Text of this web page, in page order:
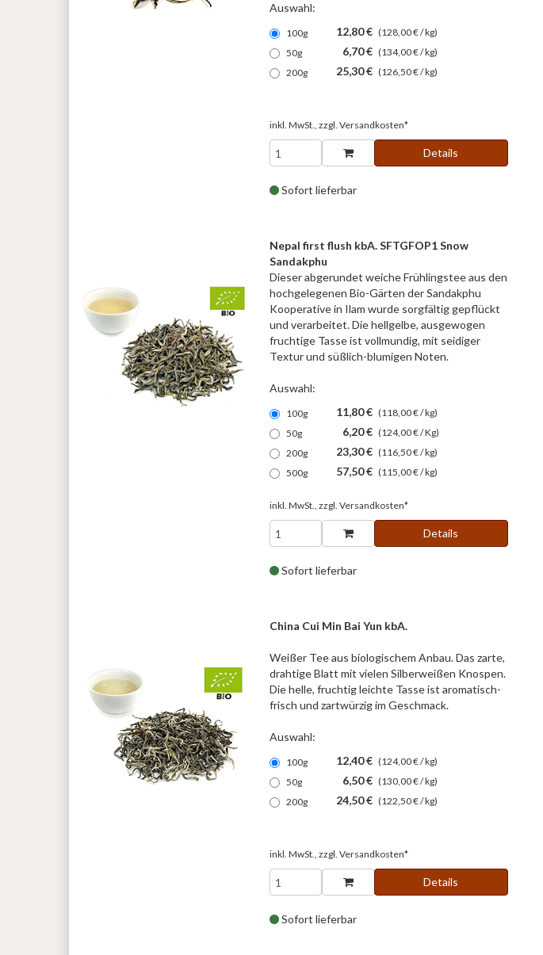
Auswahl:
100g 12,80 € (128,00 € / kg)
50g
6,70 € (134,00 € / kg)
200g
25,30 € (126,50 € / kg)
inkl. MwSt., zzgl. Versandkosten*
Details
Sofort lieferbar
Nepal first flush kbA. SFTGFOP1 Snow
Sandakphu
Dieser abgerundet weiche Frühlingstee aus den
hochgelegenen Bio-Gärten der Sandakphu
Kooperative in Ilam wurde sorgfältig gepflückt
und verarbeitet. Die hellgelbe, ausgewogen
fruchtige Tasse ist vollmundig, mit seidiger
Textur und süßlich-blumigen Noten.
Auswahl:
100g 11,80 € (118,00 € / kg)
50g
6,20 € (124,00 € / Kg)
200g
23,30 € (116,50 € / kg)
500g
57,50 € (115,00 € / kg)
inkl. MwSt., zzgl. Versandkosten*
Details
Sofort lieferbar
China Cui Min Bai Yun kbA.
Weißer Tee aus biologischem Anbau. Das zarte,
drahtige Blatt mit vielen Silberweißen Knospen.
Die helle, fruchtig leichte Tasse ist aromatisch-
frisch und zartwürzig im Geschmack.
Auswahl:
100g 12,40 € (124,00 € / kg)
50g
6,50 € (130,00 € / kg)
200g
24,50 € (122,50 € / kg)
inkl. MwSt., zzgl. Versandkosten*
Details
Sofort lieferbar